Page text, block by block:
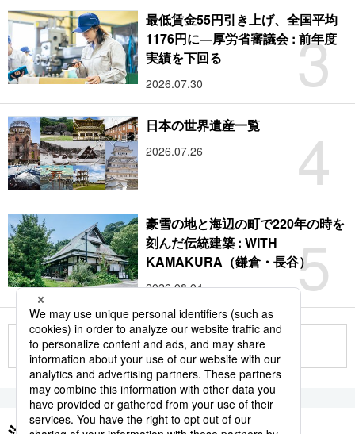
3
最低賃金55円引き上げ、全国平均
1176円に―厚労省審議会 : 前年度
実績を下回る
2026.07.30
4
日本の世界遺産一覧
2026.07.26
5
豪雪の地と海辺の町で220年の時を
刻んだ伝統建築 : WITH
KAMAKURA（鎌倉・長谷）
2026.08.04
もっと見る